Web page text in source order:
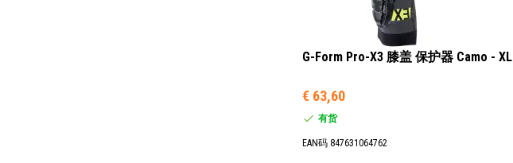
G-Form Pro-X3 膝盖 保护器 Camo - XL
€ 63,60
有货
EAN码 847631064762